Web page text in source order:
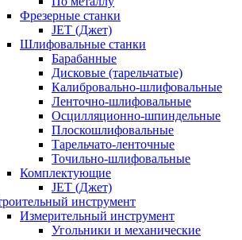
Фрезерные станки
JET (Джет)
Шлифовальные станки
Барабанные
Дисковые (тарельчатые)
Калибровально-шлифовальные
Ленточно-шлифовальные
Осцилляционно-шпиндельные
Плоскошлифовальные
Тарельчато-ленточные
Точильно-шлифовальные
Комплектующие
JET (Джет)
инструмент
Измерительный инструмент
Угольники и механические